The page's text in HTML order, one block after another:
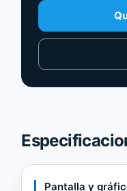
Pantalla y